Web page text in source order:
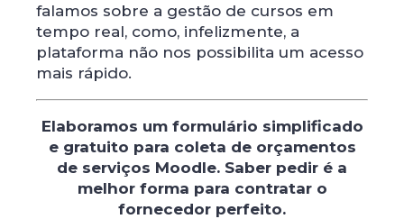
falamos sobre a gestão de cursos em
tempo real, como, infelizmente, a
plataforma não nos possibilita um acesso
mais rápido.
Elaboramos um formulário simplificado
e gratuito para coleta de orçamentos
de serviços Moodle. Saber pedir é a
melhor forma para contratar o
fornecedor perfeito.